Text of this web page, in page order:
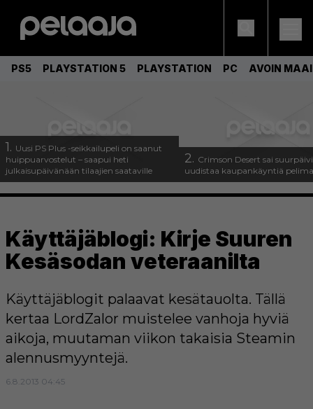
PS5 PLAYSTATION 5 PLAYSTATION PC AVOIN
1. Uusi PS Plus -seikkailupeli on saanut
huippuarvostelut – saapui heti
julkaisupäivänään tilaajien saataville
2. Crimson Desert sai
uudistaa kaupankäyntiä
Käyttäjäblogi: Kirje Suuren
Kesäsodan veteraanilta
Käyttäjäblogit palaavat kesätauolta. Tällä
kertaa LordZalor muistelee vanhoja hyviä
aikoja, muutaman viikon takaisia Steamin
alennusmyyntejä.
6.8.2013 04:45